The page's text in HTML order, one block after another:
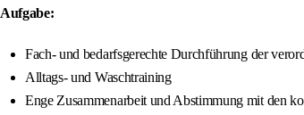
Aufgabe:
Fach- und bedarfsgerechte Durchführung der
Alltags- und Waschtraining
Enge Zusammenarbeit und Abstimmung mit den